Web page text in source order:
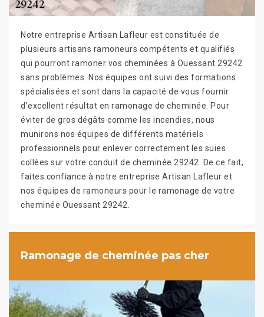
Notre entreprise Artisan Lafleur est constituée de
plusieurs artisans ramoneurs compétents et qualifiés
qui pourront ramoner vos cheminées à Ouessant 29242
sans problèmes. Nos équipes ont suivi des formations
spécialisées et sont dans la capacité de vous fournir
d’excellent résultat en ramonage de cheminée. Pour
éviter de gros dégâts comme les incendies, nous
munirons nos équipes de différents matériels
professionnels pour enlever correctement les suies
collées sur votre conduit de cheminée 29242. De ce fait,
faites confiance à notre entreprise Artisan Lafleur et
nos équipes de ramoneurs pour le ramonage de votre
cheminée Ouessant 29242.
Ramonage de cheminée pas cher